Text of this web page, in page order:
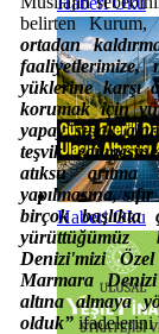
Haberi Oku
belirten Kurum,
ortadan
yüklerine karşı
korumak için
yapay sulak
teşvik
atıksu
yapılmasına,
birçok başlıkta
yürüttüğümüz
Denizi'mizi
Marmara
altına almaya
olduk” ifadelerini